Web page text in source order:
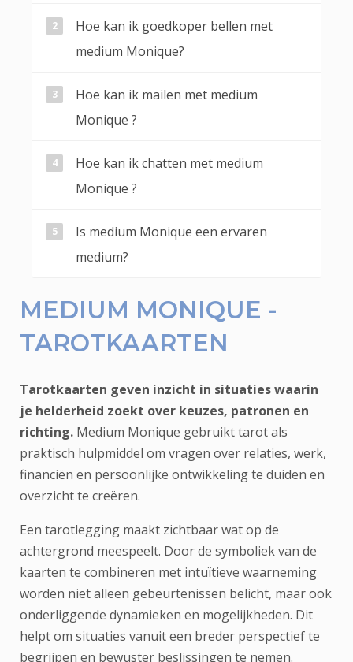
Hoe kan ik goedkoper bellen met
medium Monique?
Hoe kan ik mailen met medium
Monique ?
Hoe kan ik chatten met medium
Monique ?
Is medium Monique een ervaren
medium?
MEDIUM MONIQUE -
TAROTKAARTEN
Tarotkaarten geven inzicht in situaties waarin
je helderheid zoekt over keuzes, patronen en
richting. Medium Monique gebruikt tarot als
praktisch hulpmiddel om vragen over relaties, werk,
financiën en persoonlijke ontwikkeling te duiden en
overzicht te creëren.
Een tarotlegging maakt zichtbaar wat op de
achtergrond meespeelt. Door de symboliek van de
kaarten te combineren met intuïtieve waarneming
worden niet alleen gebeurtenissen belicht, maar ook
onderliggende dynamieken en mogelijkheden. Dit
helpt om situaties vanuit een breder perspectief te
begrijpen en bewuster beslissingen te nemen.